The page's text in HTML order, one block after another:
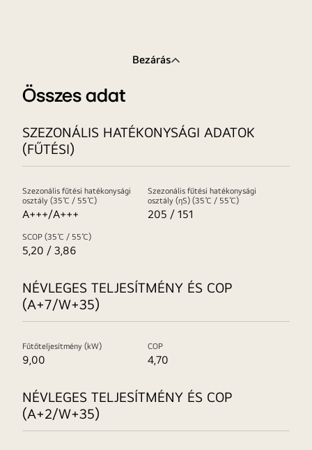
Bezárás
Összes adat
SZEZONÁLIS HATÉKONYSÁGI ADATOK
(FŰTÉSI)
Szezonális fűtési hatékonysági
osztály (35℃ / 55℃)
A+++/A+++
Szezonális fűtési hatékonysági
osztály (ηS) (35℃ / 55℃)
205 / 151
SCOP (35℃ / 55℃)
5,20 / 3,86
NÉVLEGES TELJESÍTMÉNY ÉS COP
(A+7/W+35)
Fűtőteljesítmény (kW)
9,00
COP
4,70
NÉVLEGES TELJESÍTMÉNY ÉS COP
(A+2/W+35)